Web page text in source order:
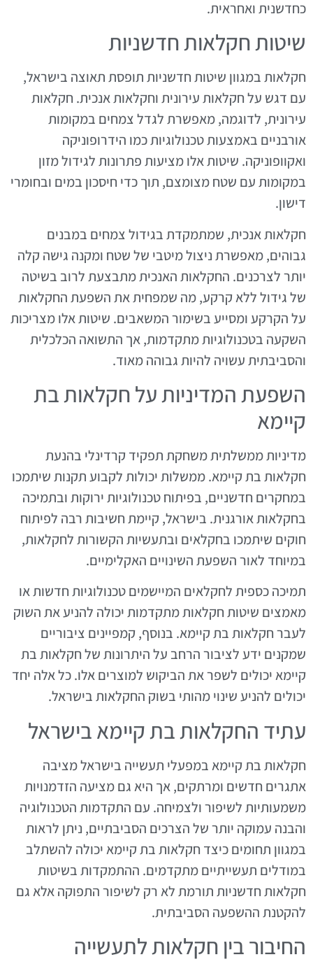
כחדשנית ואחראית.
שיטות חקלאות חדשניות
חקלאות במגוון שיטות חדשניות תופסת תאוצה בישראל,
עם דגש על חקלאות עירונית וחקלאות אנכית. חקלאות
עירונית, לדוגמה, מאפשרת לגדל צמחים במקומות
אורבניים באמצעות טכנולוגיות כמו הידרופוניקה
ואקוופוניקה. שיטות אלו מציעות פתרונות לגידול מזון
במקומות עם שטח מצומצם, תוך כדי חיסכון במים ובחומרי
דישון.
חקלאות אנכית, שמתמקדת בגידול צמחים במבנים
גבוהים, מאפשרת ניצול מיטבי של שטח ומקנה גישה קלה
יותר לצרכנים. החקלאות האנכית מתבצעת לרוב בשיטה
של גידול ללא קרקע, מה שמפחית את השפעת החקלאות
על הקרקע ומסייע בשימור המשאבים. שיטות אלו מצריכות
השקעה בטכנולוגיות מתקדמות, אך התשואה הכלכלית
והסביבתית עשויה להיות גבוהה מאוד.
השפעת המדיניות על חקלאות בת
קיימא
מדיניות ממשלתית משחקת תפקיד קרדינלי בהנעת
חקלאות בת קיימא. ממשלות יכולות לקבוע תקנות שיתמכו
במחקרים חדשניים, בפיתוח טכנולוגיות ירוקות ובתמיכה
בחקלאות אורגנית. בישראל, קיימת חשיבות רבה לפיתוח
חוקים שיתמכו בחקלאים ובתעשיות הקשורות לחקלאות,
במיוחד לאור השפעת השינויים האקלימיים.
תמיכה כספית לחקלאים המיישמים טכנולוגיות חדשות או
מאמצים שיטות חקלאות מתקדמות יכולה להניע את השוק
לעבר חקלאות בת קיימא. בנוסף, קמפיינים ציבוריים
שמקנים ידע לציבור הרחב על היתרונות של חקלאות בת
קיימא יכולים לשפר את הביקוש למוצרים אלו. כל אלה יחד
יכולים להניע שינוי מהותי בשוק החקלאות בישראל.
עתיד החקלאות בת קיימא בישראל
חקלאות בת קיימא במפעלי תעשייה בישראל מציבה
אתגרים חדשים ומרתקים, אך היא גם מציעה הזדמנויות
משמעותיות לשיפור ולצמיחה. עם התקדמות הטכנולוגיה
והבנה עמוקה יותר של הצרכים הסביבתיים, ניתן לראות
במגוון תחומים כיצד חקלאות בת קיימא יכולה להשתלב
במודלים תעשייתיים מתקדמים. ההתמקדות בשיטות
חקלאות חדשניות תורמת לא רק לשיפור התפוקה אלא גם
להקטנת ההשפעה הסביבתית.
החיבור בין חקלאות לתעשייה